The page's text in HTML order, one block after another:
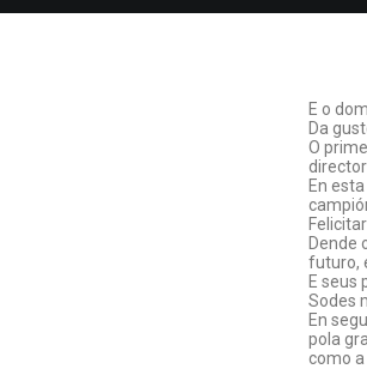
E o
Da
O
En
Dende
futuro,
E seus
Sodes
En
pola
como